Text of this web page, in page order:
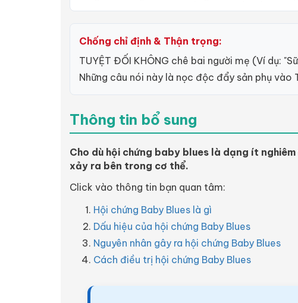
Chống chỉ định & Thận trọng:
TUYỆT ĐỐI KHÔNG chê bai người mẹ (Ví dụ:
Những câu nói này là nọc độc đẩy sản phụ vào
Thông tin bổ sung
Cho dù hội chứng baby blues là dạng ít
xảy ra bên trong cơ thể.
Click vào thông tin bạn quan tâm:
Hội chứng Baby Blues là gì
Dấu hiệu của hội chứng Baby Blues
Nguyên nhân gây ra hội chứng Baby Blues
Cách điều trị hội chứng Baby Blues